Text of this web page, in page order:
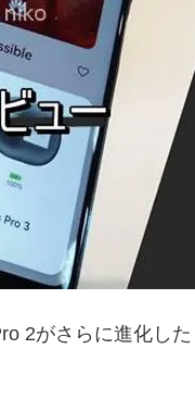
2がさらに進化し